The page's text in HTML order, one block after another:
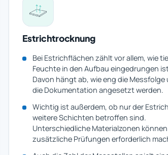
Estrichtrocknung
Bei Estrichflächen zählt vor allem, wie
Feuchte in den Aufbau eingedrungen
Davon hängt ab, wie eng die Messfolge
die Dokumentation angesetzt werden.
Wichtig ist außerdem, ob nur der
weitere Schichten betroffen sind.
Unterschiedliche Materialzonen können
zusätzliche Prüfungen erforderlich